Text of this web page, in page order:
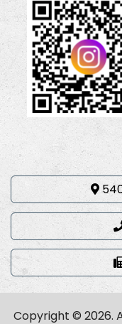
Copyright © 2026.